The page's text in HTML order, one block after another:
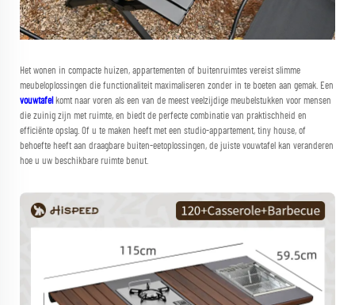
Het wonen in compacte huizen, appartementen of buitenruimtes vereist slimme
meubeloplossingen die functionaliteit maximaliseren zonder in te boeten aan gemak. Een
vouwtafel komt naar voren als een van de meest veelzijdige meubelstukken voor mensen
die zuinig zijn met ruimte, en biedt de perfecte combinatie van praktischheid en
efficiënte opslag. Of u te maken heeft met een studio-appartement, tiny house, of
behoefte heeft aan draagbare buiten-eetoplossingen, de juiste vouwtafel kan veranderen
hoe u uw beschikbare ruimte benut.